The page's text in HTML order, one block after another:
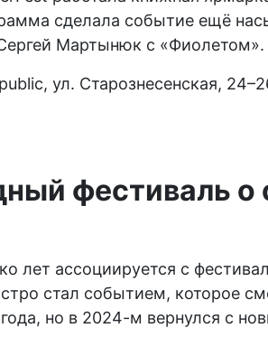
сделала событие ещё
Мартынюк с «Фиолетом».
ул. Старознесенская,
фестиваль о
лет ассоциируется с
стал событием, которое
но в 2024-м вернулся с